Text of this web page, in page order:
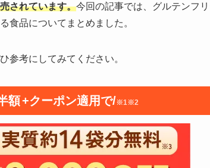
されています。今回の記事では、グルテンフ
食品についてまとめました。
参考にしてみてください。
額+クーポン適用で/※1※2